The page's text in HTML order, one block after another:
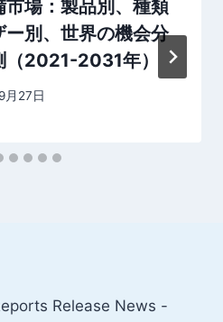
場：製品別、種類
別、世界の機会分
2021-2031年）
月27日
Release News -